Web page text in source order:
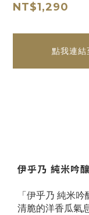
NT$1,290
點我連結
伊乎乃 純米吟釀
「伊乎乃 純米
清脆的洋香瓜氣息